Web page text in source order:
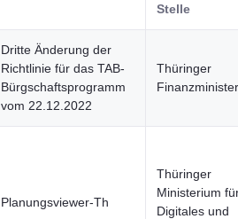
Stelle
Dritte Änderung der
Richtlinie für das TAB-
Bürgschaftsprogramm
vom 22.12.2022
Thüringer
Planungsviewer-Th
Thüringer
Ministerium
Digitales und